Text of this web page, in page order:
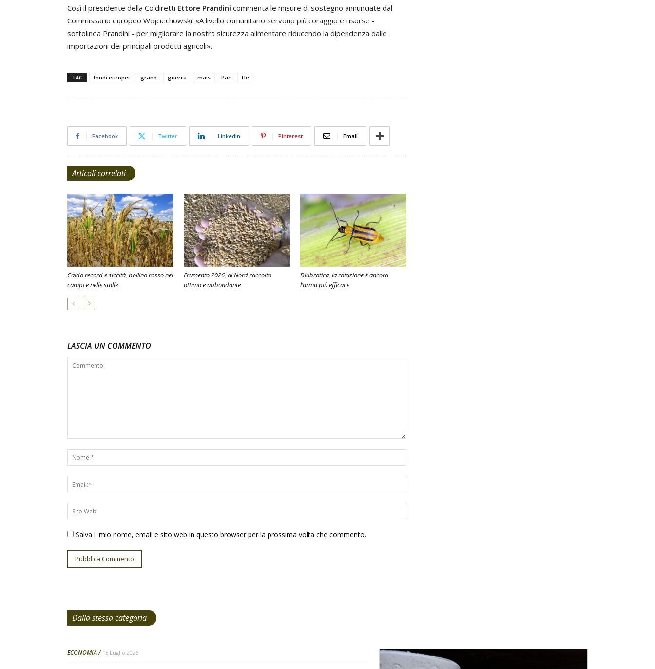
Così il presidente della Coldiretti Ettore Prandini commenta le misure di sostegno annunciate dal
Commissario europeo Wojciechowski. «A livello comunitario servono più coraggio e risorse -
sottolinea Prandini - per migliorare la nostra sicurezza alimentare riducendo la dipendenza dalle
importazioni dei principali prodotti agricoli».
TAG fondi europei grano guerra mais Pac Ue
Facebook Twitter Linkedin Pinterest Email
Articoli correlati
Caldo record e siccità, bollino rosso nei
campi e nelle stalle
Frumento 2026, al Nord raccolto
ottimo e abbondante
Diabrotica, la rotazione è ancora
l’arma più efficace
LASCIA UN COMMENTO
Salva il mio nome, email e sito web in questo browser per la prossima volta che commento.
Dalla stessa categoria
ECONOMIA 15 Luglio 2026